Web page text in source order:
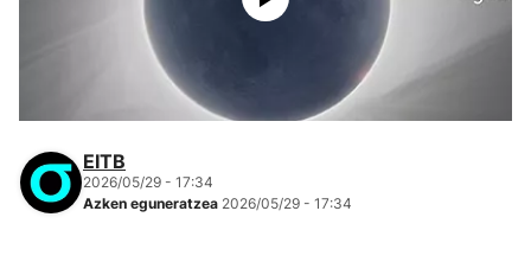
EITB
2026/05/29 - 17:34
Azken eguneratzea 2026/05/29 - 17:34